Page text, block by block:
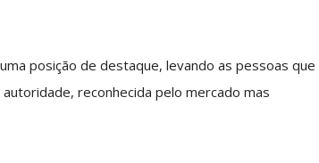
posição de destaque, levando as pessoas que
reconhecida pelo mercado mas